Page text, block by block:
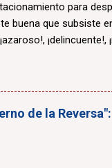
para
buena que subsiste
¡delincuente!,
de la